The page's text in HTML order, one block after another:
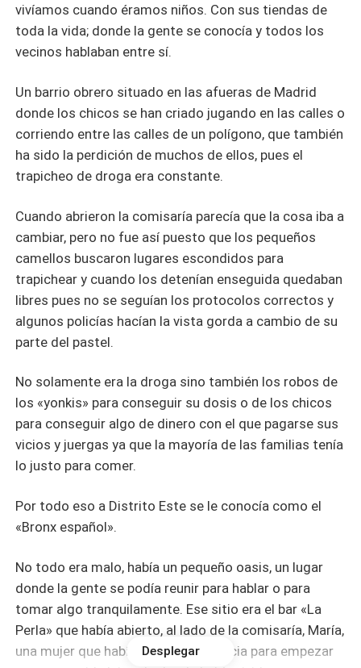
vivíamos cuando éramos niños. Con sus tiendas de
toda la vida; donde la gente se conocía y todos los
vecinos hablaban entre sí.
Un barrio obrero situado en las afueras de Madrid
donde los chicos se han criado jugando en las calles o
corriendo entre las calles de un polígono, que también
ha sido la perdición de muchos de ellos, pues el
trapicheo de droga era constante.
Cuando abrieron la comisaría parecía que la cosa iba a
cambiar, pero no fue así puesto que los pequeños
camellos buscaron lugares escondidos para
trapichear y cuando los detenían enseguida quedaban
libres pues no se seguían los protocolos correctos y
algunos policías hacían la vista gorda a cambio de su
parte del pastel.
No solamente era la droga sino también los robos de
los «yonkis» para conseguir su dosis o de los chicos
para conseguir algo de dinero con el que pagarse sus
vicios y juergas ya que la mayoría de las familias tenía
lo justo para comer.
Por todo eso a Distrito Este se le conocía como el
«Bronx español».
No todo era malo, había un pequeño oasis, un lugar
donde la gente se podía reunir para hablar o para
tomar algo tranquilamente. Ese sitio era el bar «La
Perla» que había abierto, al lado de la comisaría, María,
una mujer que había llegado de Murcia para empezar
Desplegar